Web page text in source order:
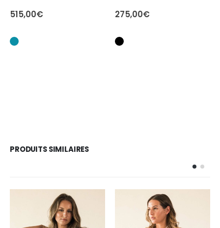
515,00€ 275,00€
PRODUITS SIMILAIRES